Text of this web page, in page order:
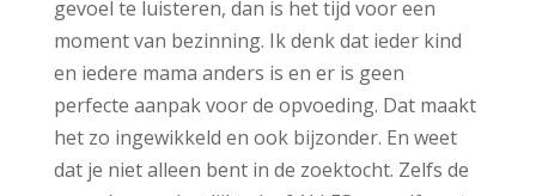
gevoel te luisteren, dan is het tijd voor een
moment van bezinning. Ik denk dat ieder kind
en iedere mama anders is en er is geen
perfecte aanpak voor de opvoeding. Dat maakt
het zo ingewikkeld en ook bijzonder. En weet
dat je niet alleen bent in de zoektocht. Zelfs de